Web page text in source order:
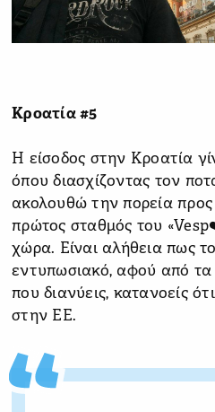
Κροατία #5
Η είσοδος στην Κροατία
όπου διασχίζοντας τον
ακολουθώ την πορεία
πρώτος σταθμός του
χώρα. Είναι αλήθεια πως
εντυπωσιακό, αφού από τα
που διανύεις, κατανοείς
στην ΕΕ.